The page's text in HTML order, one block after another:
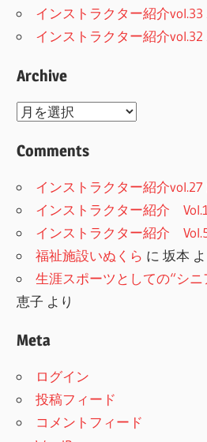
インストラクター紹介vol.33
インストラクター紹介vol.32
Archive
Archive
Comments
インストラクター紹介vol.27
インストラクター紹介
インストラクター紹介
福祉施設いぬくら に坂本
生涯スポーツとしての“シニ
恵子 より
Meta
ログイン
投稿フィード
コメントフィード